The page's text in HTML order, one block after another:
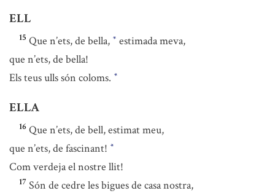
ELL
15 Que n’ets, de bella, * estimada meva,
que n’ets, de bella!
Els teus ulls són coloms. *
ELLA
16 Que n’ets, de bell, estimat meu,
que n’ets, de fascinant! *
Com verdeja el nostre llit!
17 Són de cedre les bigues de casa nostra,